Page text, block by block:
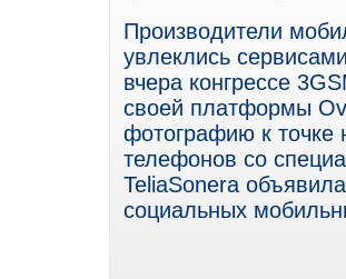
Производители
увлеклись
вчера конгрессе
своей платформы
фотографию к точке
телефонов со
TeliaSonera
социальных